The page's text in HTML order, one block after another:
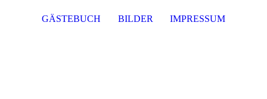
GÄSTEBUCH BILDER IMPRESSUM